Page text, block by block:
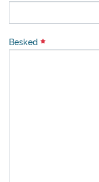
Besked